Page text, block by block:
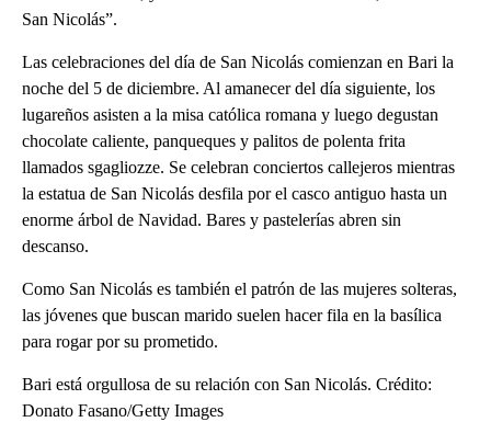
San Nicolás”.
Las celebraciones del día de San Nicolás comienzan en Bari la
noche del 5 de diciembre. Al amanecer del día siguiente, los
lugareños asisten a la misa católica romana y luego degustan
chocolate caliente, panqueques y palitos de polenta frita
llamados sgagliozze. Se celebran conciertos callejeros mientras
la estatua de San Nicolás desfila por el casco antiguo hasta un
enorme árbol de Navidad. Bares y pastelerías abren sin
descanso.
Como San Nicolás es también el patrón de las mujeres solteras,
las jóvenes que buscan marido suelen hacer fila en la basílica
para rogar por su prometido.
Bari está orgullosa de su relación con San Nicolás. Crédito:
Donato Fasano/Getty Images